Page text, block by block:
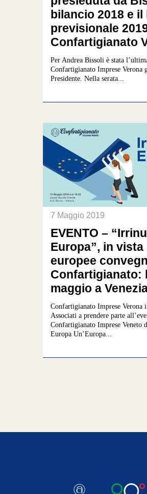
bilancio 2018 e
previsionale
Confartigianato
Per Andrea Bissoli è stata
Confartigianato Imprese Verona
Presidente. Nella serata...
7 Maggio 2019
EVENTO –
Europa”, in
europee
Confartigianato:
maggio a
Confartigianato Imprese
Associati a prendere parte
Confartigianato Imprese
Europa Un’Europa...